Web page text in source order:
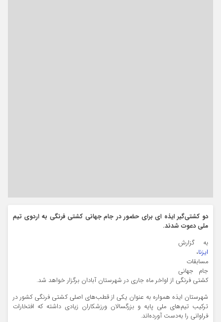
دو کشتی‌گیر ایذه ای برای حضور در جام جهانی کشتی فرنگی به اردوی تیم
ملی دعوت شدند.
به گزارش
ایزنا،
مسابقات
جام جهانی
کشتی فرنگی از اواخر ماه جاری در شهرستان آبادان برگزار خواهد شد.
شهرستان ایذه همواره به عنوان یکی از قطب‌های اصلی کشتی فرنگی کشور در
ترکیب تیم‌های ملی پایه و بزرگسالان ورزشکاران زیادی داشته که افتخارات
فراوانی را به‌دست آورده‌اند.